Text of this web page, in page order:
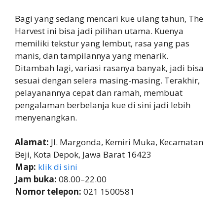
Bagi yang sedang mencari kue ulang tahun, The
Harvest ini bisa jadi pilihan utama. Kuenya
memiliki tekstur yang lembut, rasa yang pas
manis, dan tampilannya yang menarik.
Ditambah lagi, variasi rasanya banyak, jadi bisa
sesuai dengan selera masing-masing. Terakhir,
pelayanannya cepat dan ramah, membuat
pengalaman berbelanja kue di sini jadi lebih
menyenangkan.
Alamat: Jl. Margonda, Kemiri Muka, Kecamatan
Beji, Kota Depok, Jawa Barat 16423
Map: klik di sini
Jam buka: 08.00–22.00
Nomor telepon: 021 1500581